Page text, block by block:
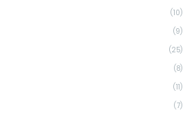
(10)
(9)
(25)
(8)
(11)
(7)